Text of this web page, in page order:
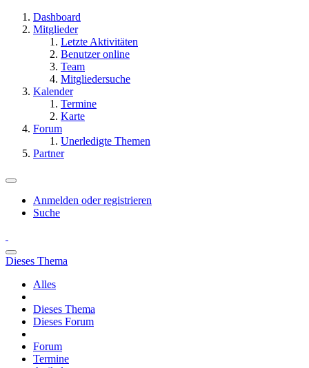
Dashboard
Mitglieder
Letzte Aktivitäten
Benutzer online
Team
Mitgliedersuche
Kalender
Termine
Karte
Forum
Unerledigte Themen
Partner
Anmelden oder registrieren
Suche
Dieses Thema
Alles
Dieses Thema
Dieses Forum
Forum
Termine